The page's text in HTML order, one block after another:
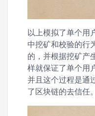
以上模拟了单个用
中挖矿和校验的行
的，并根据挖矿产
样就保证了单个用
并且这个过程是通
了区块链的去信任。